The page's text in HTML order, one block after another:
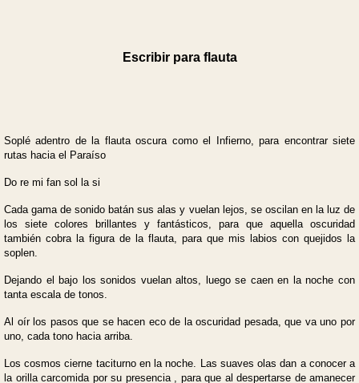
Escribir para flauta
Soplé adentro de la flauta oscura como el Infierno, para encontrar siete
rutas hacia el Paraíso
Do re mi fan sol la si
Cada gama de sonido batán sus alas y vuelan lejos, se oscilan en la luz de
los siete colores brillantes y fantásticos, para que aquella oscuridad
también cobra la figura de la flauta, para que mis labios con quejidos la
soplen.
Dejando el bajo los sonidos vuelan altos, luego se caen en la noche con
tanta escala de tonos.
Al oír los pasos que se hacen eco de la oscuridad pesada, que va uno por
uno, cada tono hacia arriba.
Los cosmos cierne taciturno en la noche. Las suaves olas dan a conocer a
la orilla carcomida por su presencia , para que al despertarse de amanecer